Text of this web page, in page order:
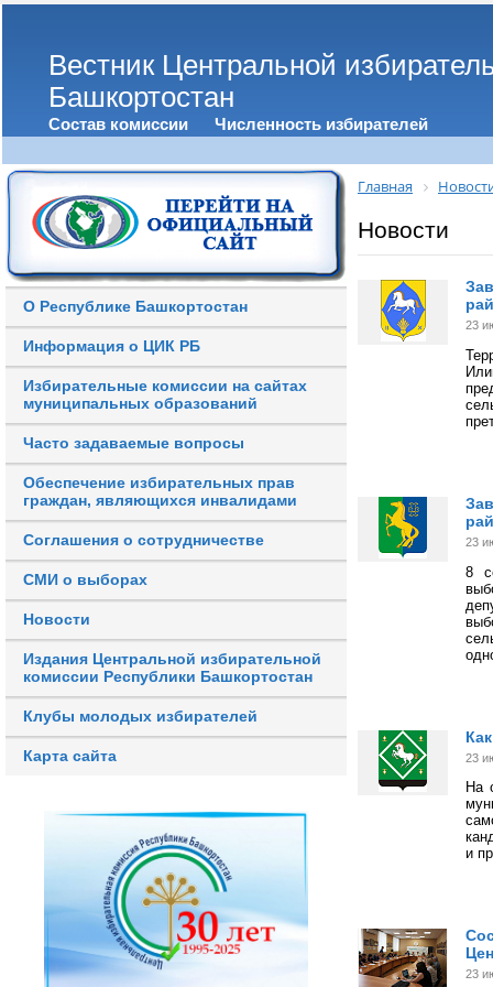
Вестник Центральной
Башкортостан
Состав комиссии Численность избирателей
О Республике Башкортостан
Информация о ЦИК РБ
Избирательные комиссии на сайтах
муниципальных образований
Часто задаваемые вопросы
Обеспечение избирательных прав
граждан, являющихся инвалидами
Соглашения о сотрудничестве
СМИ о выборах
Новости
Издания Центральной избирательной
комиссии Республики Башкортостан
Клубы молодых избирателей
Карта сайта
Главная
Новости
23
23
8
23
На
и
23